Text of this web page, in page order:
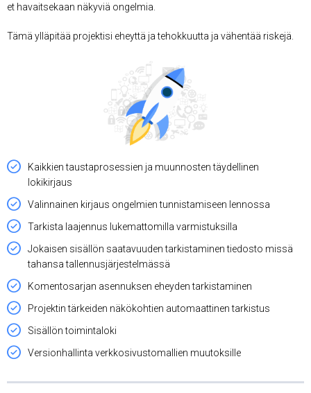
et havaitsekaan näkyviä ongelmia.
Tämä ylläpitää projektisi eheyttä ja tehokkuutta ja vähentää riskejä.
Kaikkien taustaprosessien ja muunnosten täydellinen
lokikirjaus
Valinnainen kirjaus ongelmien tunnistamiseen lennossa
Tarkista laajennus lukemattomilla varmistuksilla
Jokaisen sisällön saatavuuden tarkistaminen tiedosto missä
tahansa tallennusjärjestelmässä
Komentosarjan asennuksen eheyden tarkistaminen
Projektin tärkeiden näkökohtien automaattinen tarkistus
Sisällön toimintaloki
Versionhallinta verkkosivustomallien muutoksille